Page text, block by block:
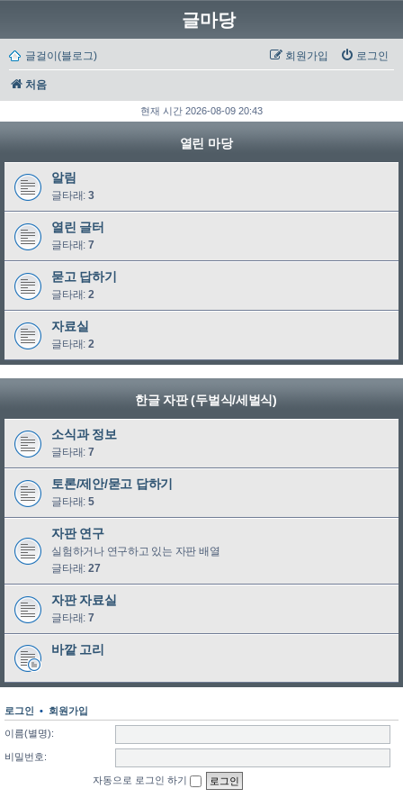
글마당
글걸이(블로그) 로그인
회원가입
처음
현재 시간 2026-08-09 20:43
열린 마당
알림
글타래: 3
열린 글터
글타래: 7
묻고 답하기
글타래: 2
자료실
글타래: 2
한글 자판 (두벌식/세벌식)
소식과 정보
글타래: 7
토론/제안/묻고 답하기
글타래: 5
자판 연구
실험하거나 연구하고 있는 자판 배열
글타래: 27
자판 자료실
글타래: 7
바깥 고리
로그인 • 회원가입
이름(별명):
비밀번호:
자동으로 로그인 하기